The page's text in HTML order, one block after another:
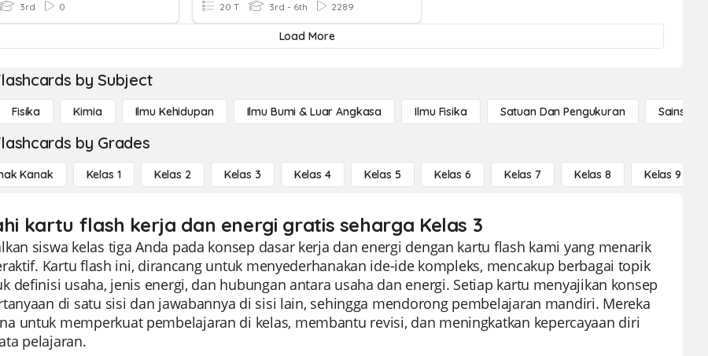
3rd 0 20 T 3rd - 6th 2289
Load More
by Subject
Fisika Kimia Ilmu Kehidupan Ilmu Bumi & Luar Angkasa Ilmu Fisika Satuan Dan Pengukuran Sains
by Grades
Kanak Kelas 1 Kelas 2 Kelas 3 Kelas 4 Kelas 5 Kelas 6 Kelas 7 Kelas 8 Kelas 9
kartu flash kerja dan energi gratis seharga Kelas 3
siswa kelas tiga Anda pada konsep dasar kerja dan energi dengan kartu flash kami yang menarik
Kartu flash ini, dirancang untuk menyederhanakan ide-ide kompleks, mencakup berbagai topik
definisi usaha, jenis energi, dan hubungan antara usaha dan energi. Setiap kartu menyajikan konsep
di satu sisi dan jawabannya di sisi lain, sehingga mendorong pembelajaran mandiri. Mereka
untuk memperkuat pembelajaran di kelas, membantu revisi, dan meningkatkan kepercayaan diri
pelajaran.